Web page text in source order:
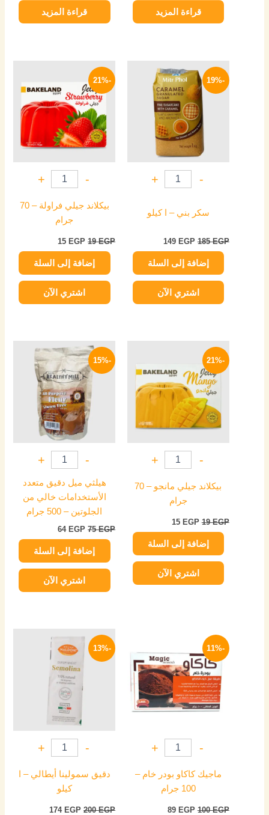
قراءة المزيد قراءة المزيد
-19%
-
+
سكر بني – ا كيلو
185EGP
الأصلي
هو:
185 EGP.
149 EGP
الحالي
هو:
149 EGP.
إضافة إلى السلة
اشتري الآن
-21%
-
+
بيكلاند جيلي فراولة – 70
جرام
19EGP
هو:
19 EGP.
15 EGP
هو:
15 EGP.
إضافة إلى السلة
اشتري الآن
-21%
-
+
بيكلاند جيلي مانجو – 70
جرام
19EGP
19 EGP.
15 EGP
15 EGP.
إضافة إلى السلة
اشتري الآن
-15%
-
+
هيلثي ميل دقيق متعدد
الأستخدامات خالي من
الجلوتين – 500 جرام
75EGP
السعر
الأصلي
هو:
75 EGP.
64 EGP
الحالي
هو:
64 EGP.
إضافة إلى السلة
اشتري الآن
-11%
-
+
ماجيك كاكاو بودر خام –
100 جرام
100EGP
هو:
100 EGP.
89 EGP
هو:
89 EGP.
-13%
-
+
دقيق سمولينا أيطالي – ا
كيلو
200EGP
الأصلي
هو:
200 EGP.
174 EGP
هو: